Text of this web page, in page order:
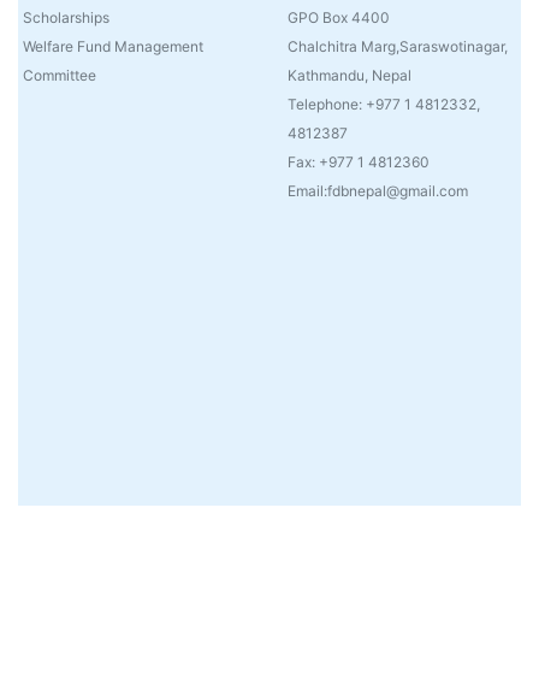
Scholarships
Welfare Fund Management
Committee
GPO Box 4400
Chalchitra Marg,Saraswotinagar,
Kathmandu, Nepal
Telephone: +977 1 4812332,
4812387
Fax: +977 1 4812360
Email:fdbnepal@gmail.com